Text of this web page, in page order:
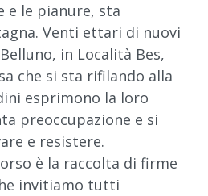
e le pianure, sta
Venti ettari di nuovi
in Località Bes,
che si sta rifilando alla
esprimono la loro
preoccupazione e si
e resistere.
è la raccolta di firme
invitiamo tutti